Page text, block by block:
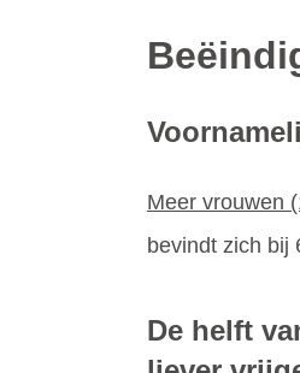
Meer vrouwen
bevindt zich bij
De helft